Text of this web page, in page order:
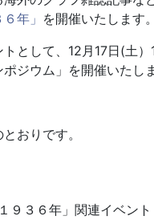
年」 を開催いたします。
として、12月17日(土）
ポジウム」を開催いたし
おりです。
９３６年」関連イベント